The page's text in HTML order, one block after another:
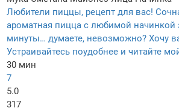
Любители пиццы, рецепт для вас!
ароматная пицца с любимой начинкой
минуты… думаете, невозможно? Хочу
Устраивайтесь поудобнее и читайте
30 мин
7
5.0
317